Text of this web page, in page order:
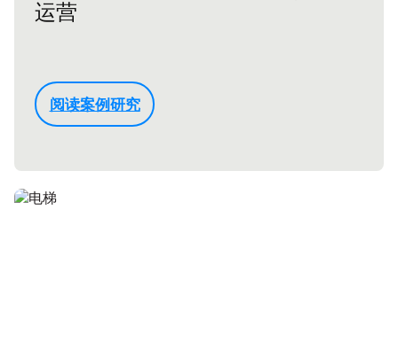
运营
阅读案例研究